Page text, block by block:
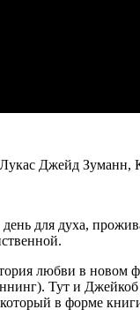
Джейд
для духа,
любви в
Тут и
в форме